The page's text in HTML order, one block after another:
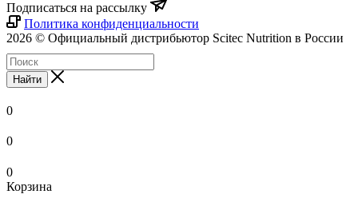
Подписаться на рассылку
Политика конфиденциальности
2026 © Официальный дистрибьютор Scitec Nutrition в России
Найти
0
0
0
Корзина